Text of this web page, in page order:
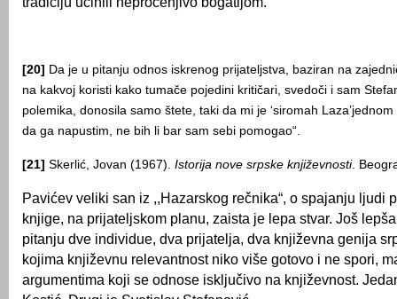
[20] Da je u pitanju odnos iskrenog prijateljstva, baziran na
na kakvoj koristi kako tumače pojedini kritičari, svedoči i sam
polemika, donosila samo štete, taki da mi je ‘siromah
da ga napustim, ne bih li bar sam sebi pomogao“.
[21] Skerlić, Jovan (1967). Istorija nove srpske književnosti.
Pavićev veliki san iz ,,Hazarskog rečnika“, o spajanju lјudi
knjige, na prijatelјskom planu, zaista je lepa stvar. Još
pitanju dve individue, dva prijatelјa, dva književna genija
kojima književnu relevantnost niko više gotovo i ne spori,
argumentima koji se odnose isklјučivo na književnost.